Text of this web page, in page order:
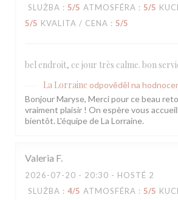
SLUŽBA : 5/5 ATMOSFÉRA : 5/5
5/5 KVALITA / CENA : 5/5
bel endroit, ce jour très calme. bon
La Lorraine odpověděl na
Bonjour Maryse, Merci pour ce beau
vraiment plaisir ! On espère vous
bientôt. L'équipe de La Lorraine.
Valeria F
2026-07-20 - 20:30 - HOSTÉ 2
SLUŽBA : 4/5 ATMOSFÉRA : 5/5